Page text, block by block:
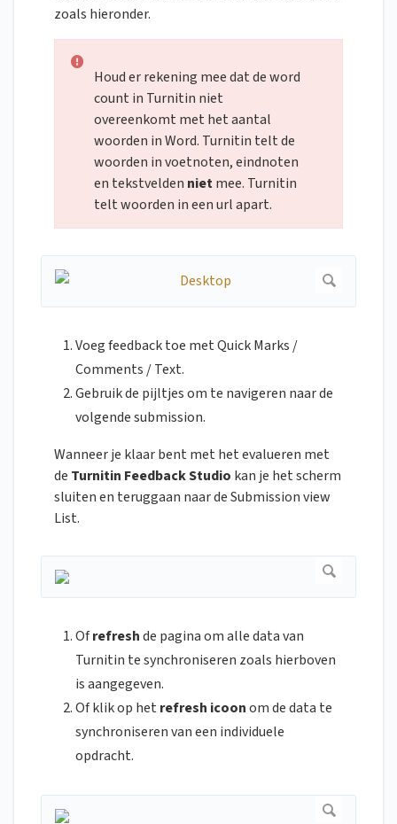
zoals hieronder.
Houd er rekening mee dat de word
count in Turnitin niet
overeenkomt met het aantal
woorden in Word. Turnitin telt de
woorden in voetnoten, eindnoten
en tekstvelden nietmee. Turnitin
telt woorden in een url apart.
Voeg feedback toe met Quick Marks /
Comments / Text.
Gebruik de pijltjes om te navigeren naar de
volgende submission.
Wanneer je klaar bent met het evalueren met
de Turnitin Feedback Studio kan je het scherm
sluiten en teruggaan naar de Submission view
List.
Ofrefreshde pagina om alle data van
Turnitin te synchroniseren zoals hierboven
is aangegeven.
Of klik op het refresh icoonom de data te
synchroniseren van een individuele
opdracht.